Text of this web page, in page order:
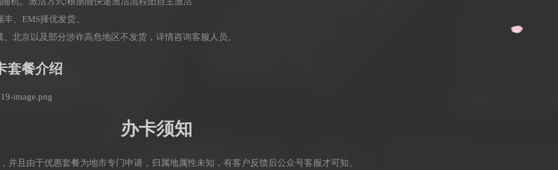
、EMS择优发货。
北京以及部分涉诈高危地区不发货，详情咨询客服人员。
套餐介绍
办卡须知
并且由于优惠套餐为地市专门申请，归属地属性未知，有客户反馈后公众号客服才可知。